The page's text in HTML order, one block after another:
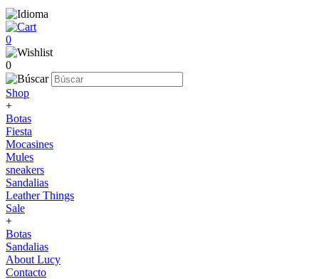
0
0
Shop
+
Botas
Fiesta
Mocasines
Mules
sneakers
Sandalias
Leather Things
Sale
+
Botas
Sandalias
About Lucy
Contacto